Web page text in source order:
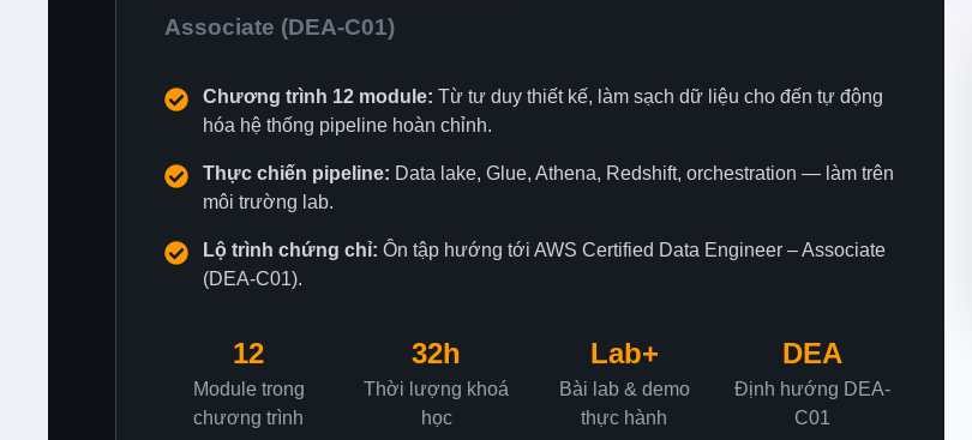
Associate (DEA-C01)
Chương trình 12 module: Từ tư duy thiết kế, làm sạch dữ liệu cho đến tự động
hóa hệ thống pipeline hoàn chỉnh.
Thực chiến pipeline: Data lake, Glue, Athena, Redshift, orchestration — làm trên
môi trường lab.
Lộ trình chứng chỉ: Ôn tập hướng tới AWS Certified Data Engineer – Associate
(DEA-C01).
12
Module trong
chương trình
32h
Thời lượng khoá
học
Lab+
Bài lab & demo
thực hành
DEA
Định hướng DEA-
C01